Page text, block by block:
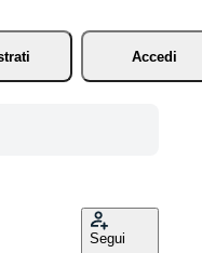
Accedi
Segui